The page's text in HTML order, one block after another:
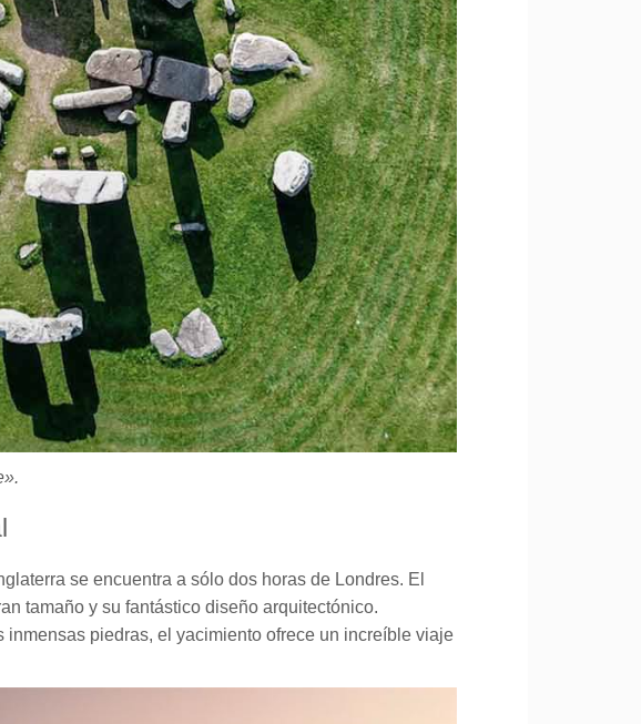
se encuentra a sólo dos horas de Londres. El
tamaño y su fantástico diseño arquitectónico.
piedras, el yacimiento ofrece un increíble viaje